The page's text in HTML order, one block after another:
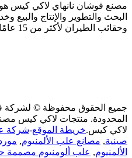
مصنع فوشان نانهاي لاكي كيس
البحث والتطوير والإنتاج والبيع
وحقائب الطيران لأكثر من 15 عامًا.
جميع الحقوق محفوظة © لشركة
المحدودة. منتجات لاكي كيس
لاكي كيس.خريطة الموقع-شركة
صينية, مصانع علب الألمنيوم,
الألمنيوم, علب ألومنيوم